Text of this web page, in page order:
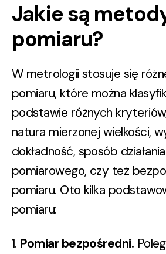
Jakie są
pomiaru?
W metrologii stosuje się
pomiaru, które można
podstawie różnych
natura mierzonej wielkości,
dokładność, sposób
pomiarowego, czy też
pomiaru. Oto kilka
pomiaru:
1. Pomiar bezpośredni.